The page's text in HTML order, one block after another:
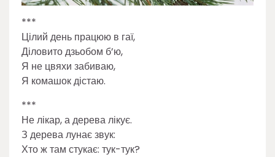
***
Цілий день працюю в гаї,
Діловито дзьобом б’ю,
Я не цвяхи забиваю,
Я комашок дістаю.
***
Не лікар, а дерева лікує.
З дерева лунає звук:
Хто ж там стукає: тук-тук?